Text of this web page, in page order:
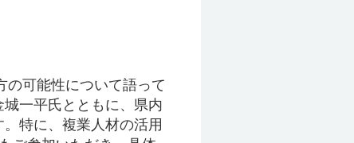
の可能性について語って
一平氏とともに、県内
特に、複業人材の活用